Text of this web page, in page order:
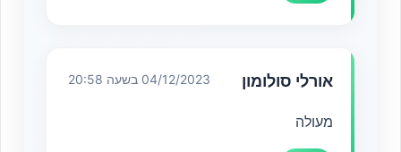
אורלי סולומון 04/12/2023 בשעה 20:58
מעולה